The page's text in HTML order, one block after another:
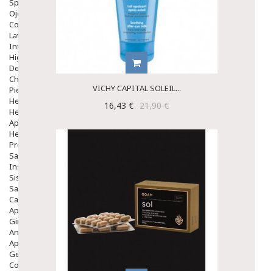
Ojos Y Oidos
Congestión
Lavado Ojos
Inflamación Del Oido (otitis)
Higiene Oido
Deshabituación Tabaquismo
Chicles
Piel
Herpes Y Hongos
Heridas Y úlceras
Aparato Genital
Hemorroides
Protectores Y Emolientes
Salud
Insomnio
Sistema Nervioso
Salud Bucodental
Capilar
Apósitos
Ginecología
Anticonceptivos
Aparato Genital
Gente Mayor
Cosmética
VICHY CAPITAL SOLEIL...
16,43 € 21,90 €